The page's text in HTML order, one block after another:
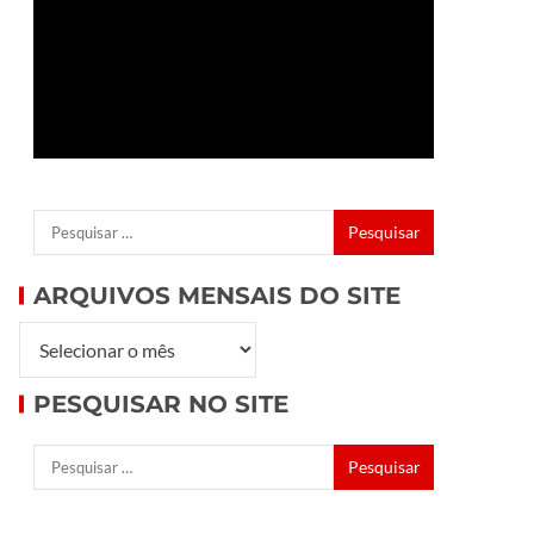
ARQUIVOS MENSAIS DO SITE
PESQUISAR NO SITE